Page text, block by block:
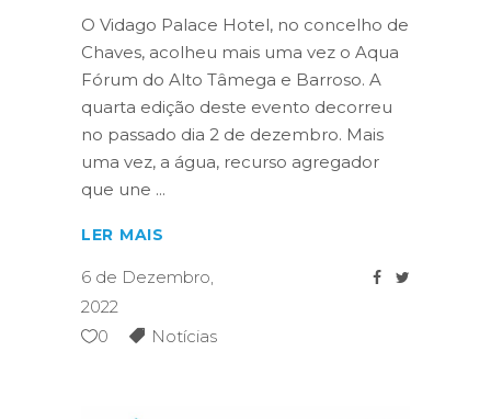
O Vidago Palace Hotel, no concelho de
Chaves, acolheu mais uma vez o Aqua
Fórum do Alto Tâmega e Barroso. A
quarta edição deste evento decorreu
no passado dia 2 de dezembro. Mais
uma vez, a água, recurso agregador
que une
LER MAIS
6 de Dezembro,
2022
0
Notícias